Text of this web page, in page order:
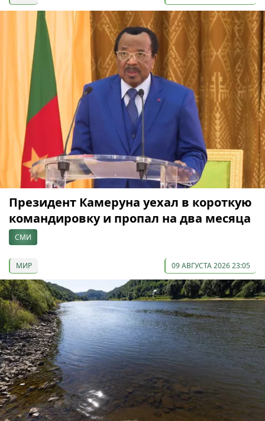
Президент Камеруна уехал в короткую
командировку и пропал на два месяца
СМИ
МИР 09 АВГУСТА 2026 23:05